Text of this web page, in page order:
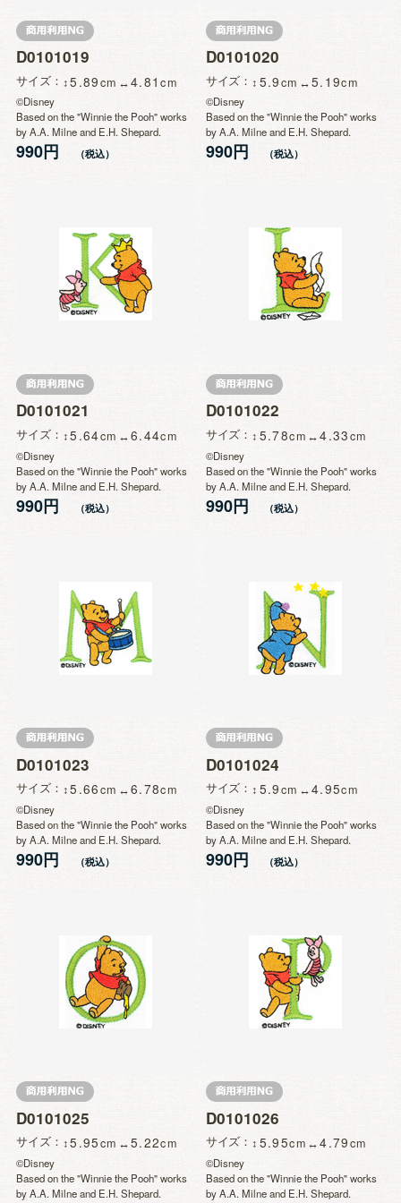
D0101019
サイズ 5.89 4.81
©Disney
Based on the "Winnie the Pooh" works
by A.A. Milne and E.H. Shepard.
990円
D0101020
サイズ 5.9 5.19
©Disney
Based on the "Winnie the Pooh" works
by A.A. Milne and E.H. Shepard.
990円
D0101021
サイズ 5.64 6.44
©Disney
Based on the "Winnie the Pooh" works
by A.A. Milne and E.H. Shepard.
990円
D0101022
サイズ 5.78 4.33
©Disney
Based on the "Winnie the Pooh" works
by A.A. Milne and E.H. Shepard.
990円
D0101023
サイズ 5.66 6.78
©Disney
Based on the "Winnie the Pooh" works
by A.A. Milne and E.H. Shepard.
990円
D0101024
サイズ 5.9 4.95
©Disney
Based on the "Winnie the Pooh" works
by A.A. Milne and E.H. Shepard.
990円
D0101025
サイズ 5.95 5.22
©Disney
Based on the "Winnie the Pooh" works
by A.A. Milne and E.H. Shepard.
D0101026
サイズ 5.95 4.79
©Disney
Based on the "Winnie the Pooh" works
by A.A. Milne and E.H. Shepard.